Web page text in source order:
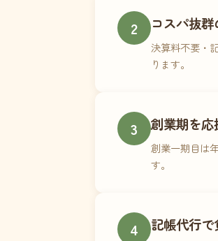
2 コスパ抜
決算料不要・
ります。
3 創業期を応
創業一期目は
す。
4 記帳代行